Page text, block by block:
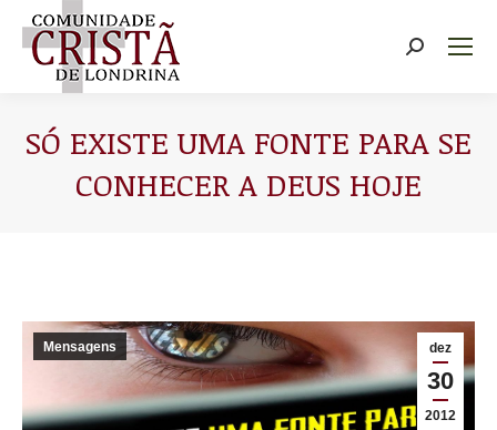
Buscar
SÓ EXISTE UMA FONTE PARA SE
CONHECER A DEUS HOJE
dez
30
2012
Mensagens